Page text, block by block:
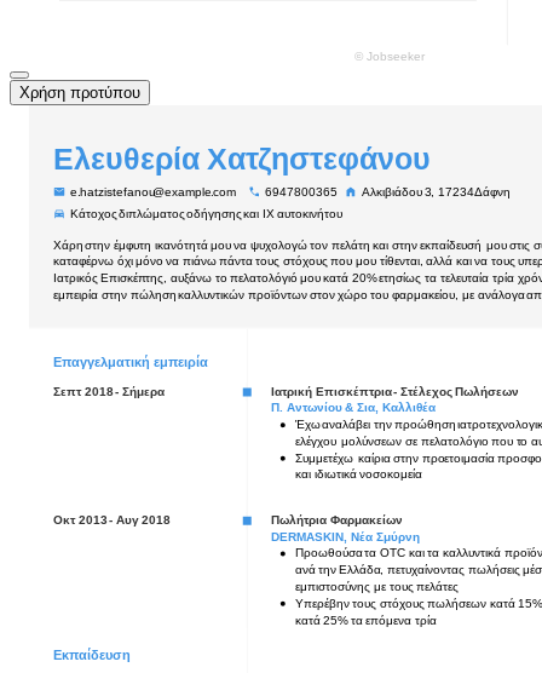
Χρήση προτύπου